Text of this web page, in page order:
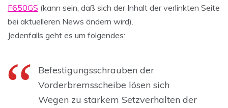
F650GS (kann sein, daß sich der Inhalt der verlinkten Seite
bei aktuelleren News ändern wird).
Jedenfalls geht es um folgendes:
Befestigungsschrauben der
Vorderbremsscheibe lösen sich
Wegen zu starkem Setzverhalten der